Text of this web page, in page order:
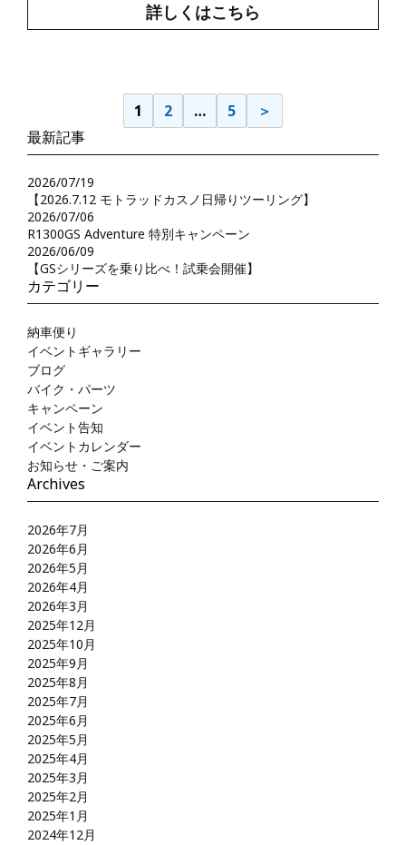
詳しくはこちら
1 2 … 5
＞
最新記事
2026/07/19
【2026.7.12 モトラッドカスノ日帰りツーリング】
2026/07/06
R1300GS Adventure 特別キャンペーン
2026/06/09
【GSシリーズを乗り比べ！試乗会開催】
カテゴリー
納車便り
イベントギャラリー
ブログ
バイク・パーツ
キャンペーン
イベント告知
イベントカレンダー
お知らせ・ご案内
Archives
2026年7月
2026年6月
2026年5月
2026年4月
2026年3月
2025年12月
2025年10月
2025年9月
2025年8月
2025年7月
2025年6月
2025年5月
2025年4月
2025年3月
2025年2月
2025年1月
2024年12月